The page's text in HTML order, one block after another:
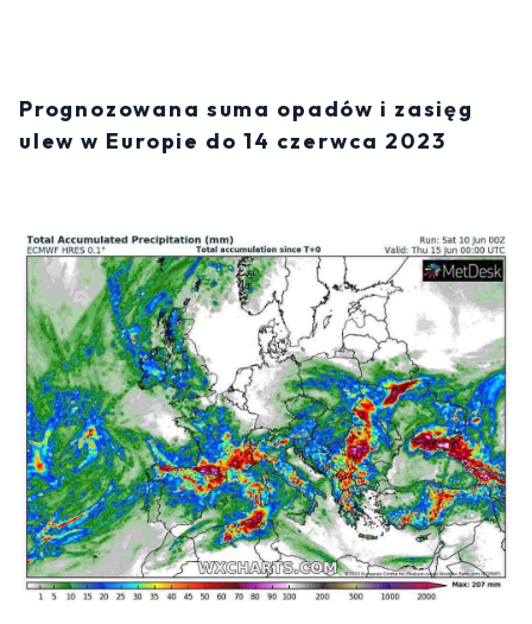
Prognozowana suma opadów i zasięg
ulew w Europie do 14 czerwca 2023